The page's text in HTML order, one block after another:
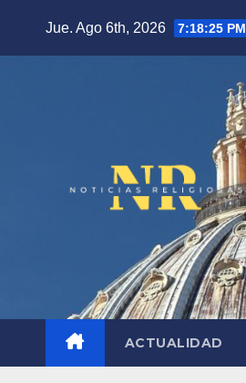
Jue. Ago 6th, 2026 7:18:26 PM
ACTUALIDAD